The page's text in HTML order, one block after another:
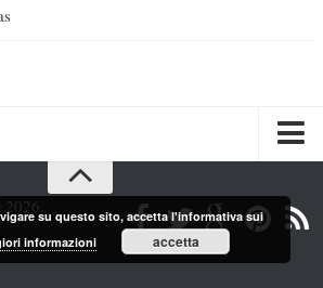
su questo sito, accetta l'informativa sui
informazioni accetta